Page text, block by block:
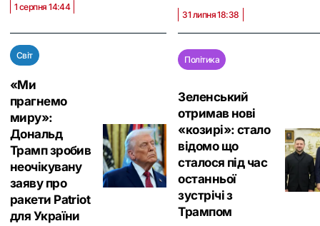
1 серпня 14:44
31 липня 18:38
Світ
«Ми
прагнемо
миру»:
Дональд
Трамп зробив
неочікувану
заяву про
ракети Patriot
для України
Політика
Зеленський
отримав нові
«козирі»: стало
відомо що
сталося під час
останньої
зустрічі з
Трампом